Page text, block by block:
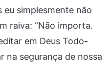
eu simplesmente não
raiva: “Não importa.
em Deus Todo-
na segurança de nossa